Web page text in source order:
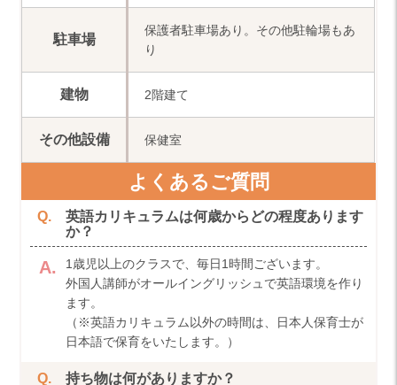
駐車場
保護者駐車場あり。その他駐輪場もあ
り
建物 2階建て
その他設備 保健室
よくあるご質問
英語カリキュラムは何歳からどの程度あります
か？
1歳児以上のクラスで、毎日1時間ございます。
外国人講師がオールイングリッシュで英語環境を作り
ます。
（※英語カリキュラム以外の時間は、日本人保育士が
日本語で保育をいたします。）
持ち物は何がありますか？